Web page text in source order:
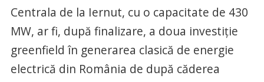
Centrala de la Iernut, cu o capacitate de 430
MW, ar fi, după finalizare, a doua investiţie
greenfield în generarea clasică de energie
electrică din România de după căderea